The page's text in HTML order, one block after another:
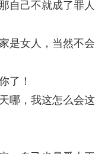
自己不就成了罪人
是女人，当然不会
了！
哪，我这怎么会这